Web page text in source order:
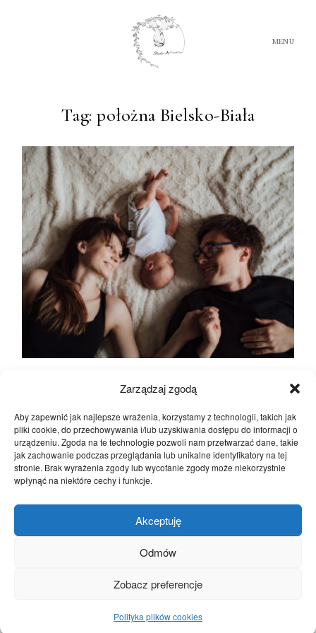
Zarządzaj zgodą
Aby zapewnić jak najlepsze wrażenia, korzystamy z technologii, takich jak
pliki cookie, do przechowywania i/lub uzyskiwania dostępu do informacji o
urządzeniu. Zgoda na te technologie pozwoli nam przetwarzać dane, takie
jak zachowanie podczas przeglądania lub unikalne identyfikatory na tej
stronie. Brak wyrażenia zgody lub wycofanie zgody może niekorzystnie
wpłynąć na niektóre cechy i funkcje.
Akceptuję
Odmów
Zobacz preferencje
Polityka plików cookies
MENU
Tag: położna Bielsko-Biała
Fotografia rodzinna Katowice | Sesja
Fotografia rodzinna i dziecięca
FILM
FOTOGRAFIA
O NAS
OFERTA
PORADY
KONTAKT
© 2025 Fotograf ślubny śląsk | Film
STUDIO A
© 2025 Fotograf ślubny śląsk | Film ślubny śląsk